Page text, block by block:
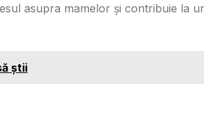
asupra mamelor și contribuie la
știi